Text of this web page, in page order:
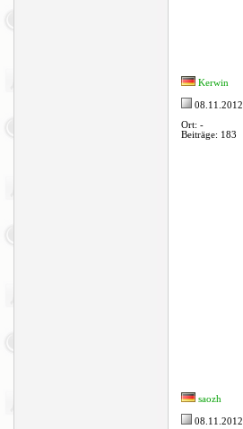
Kerwin
08.11.2012
Ort: -
Beiträge: 183
saozh
08.11.2012